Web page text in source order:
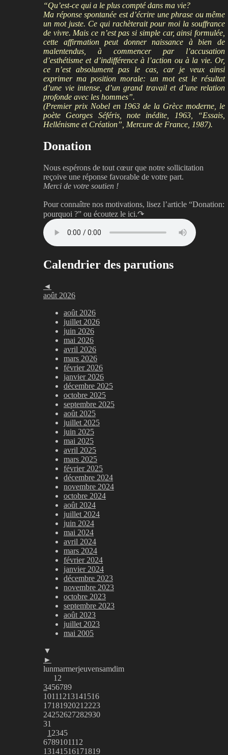
“Qu’est-ce qui a le plus compté dans ma vie?
Ma réponse spontanée est d’écrire une phrase ou même
un mot juste. Ce qui rachèterait pour moi la souffrance
de vivre. Mais ce n’est pas si simple car, ainsi formulée,
cette affirmation peut donner naissance à bien de
malentendus, à commencer par l’accusation
d’esthétisme et d’indifférence à l’action ou à la vie. Or,
ce n’est absolument pas le cas, car je veux ainsi
exprimer ma position morale: un mot est le résultat
d’une vie intense, d’un grand travail et d’une relation
profonde avec les hommes”.
(Premier prix Nobel en 1963 de la Grèce moderne, le
poète Georges Séféris, note inédite, 1963, “Essais,
Hellénisme et Création”, Mercure de France, 1987).
Donation
Nous espérons de tout cœur que notre sollicitation
reçoive une réponse favorable de votre part.
Merci de votre soutien !
Pour connaître nos motivations, lisez l’article “Donation:
pourquoi ?” ou écoutez le ici.↷
Calendrier des parutions
◄
août 2026
août 2026
juillet 2026
juin 2026
mai 2026
avril 2026
mars 2026
février 2026
janvier 2026
décembre 2025
octobre 2025
septembre 2025
août 2025
juillet 2025
juin 2025
mai 2025
avril 2025
mars 2025
février 2025
décembre 2024
novembre 2024
octobre 2024
août 2024
juillet 2024
juin 2024
mai 2024
avril 2024
mars 2024
février 2024
janvier 2024
décembre 2023
novembre 2023
octobre 2023
septembre 2023
août 2023
juillet 2023
mai 2005
▼
►
lunmarmerjeuvensamdim
1 2
3456789
10111213141516
1718192021 2223
24252627282930
31
1 2345
6789101112
13141516171819